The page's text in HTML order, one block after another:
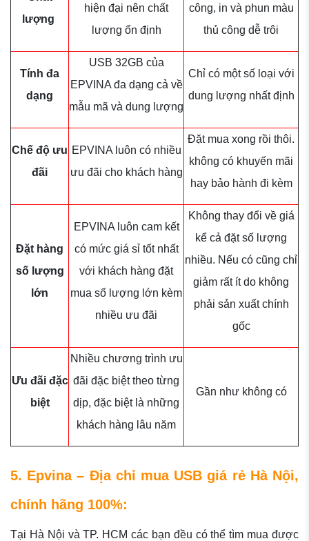
lượng
hiện đại nên chất
lượng ổn định
công, in và phun màu
thủ công dễ trôi
Tính đa
dạng
USB 32GB của
EPVINA đa dạng cả về
mẫu mã và dung lượng
Chỉ có một số loại với
dung lượng nhất định
Chế độ ưu
đãi
EPVINA luôn có nhiều
ưu đãi cho khách hàng
Đặt mua xong rồi thôi.
không có khuyến mãi
hay bảo hành đi kèm
Đặt hàng
số lượng
lớn
EPVINA luôn cam kết
có mức giá sỉ tốt nhất
với khách hàng đặt
mua số lượng lớn kèm
nhiều ưu đãi
Không thay đổi về giá
kể cả đặt số lượng
nhiều. Nếu có cũng chỉ
giảm rất ít do không
phải sản xuất chính
gốc
Ưu đãi đặc
biệt
Nhiều chương trình ưu
đãi đặc biệt theo từng
dịp, đặc biệt là những
khách hàng lâu năm
Gần như không có
5. Epvina – Địa chỉ mua USB giá rẻ Hà Nội,
chính hãng 100%:
Tại Hà Nội và TP. HCM các bạn đều có thể tìm mua được